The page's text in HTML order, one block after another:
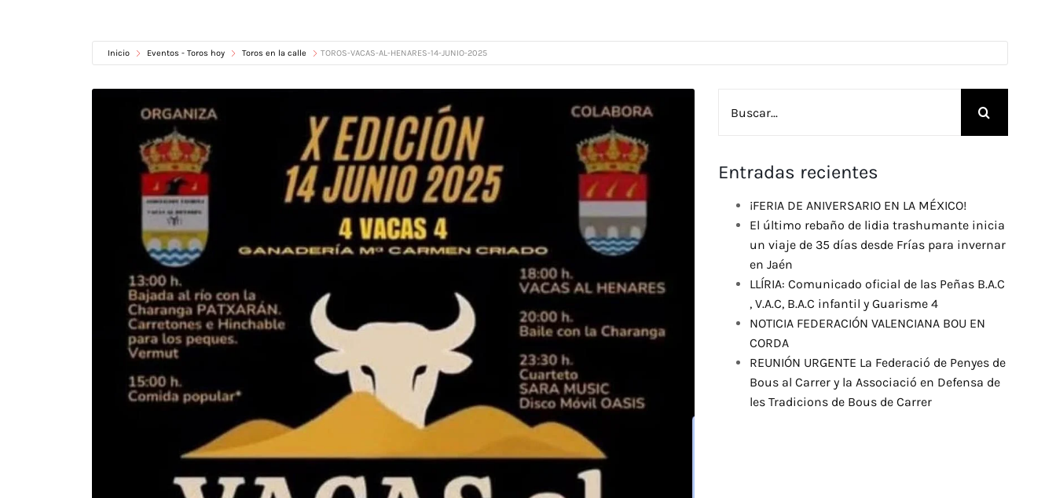
Inicio Eventos - Toros hoy Toros en la calle TOROS-VACAS-AL-HENARES-14-JUNIO-2025
Entradas recientes
¡FERIA DE ANIVERSARIO EN LA MÉXICO!
El último rebaño de lidia trashumante inicia
un viaje de 35 días desde Frías para invernar
en Jaén
LLÍRIA: Comunicado oficial de las Peñas B.A.C
, V.A.C, B.A.C infantil y Guarisme 4
NOTICIA FEDERACIÓN VALENCIANA BOU EN
CORDA
REUNIÓN URGENTE La Federació de Penyes de
Bous al Carrer y la Associació en Defensa de
les Tradicions de Bous de Carrer